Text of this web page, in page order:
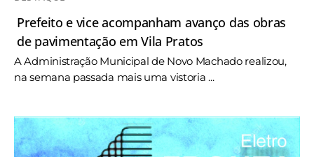
Prefeito e vice acompanham avanço das obras
de pavimentação em Vila Pratos
A Administração Municipal de Novo Machado realizou,
na semana passada mais uma vistoria ...